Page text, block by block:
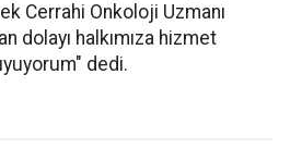
Cerrahi Onkoloji Uzmanı
dolayı halkımıza hizmet
dedi.